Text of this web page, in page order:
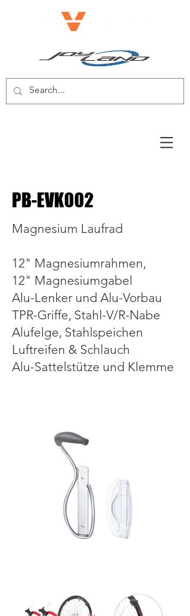
PB-EVK002
Magnesium Laufrad
12" Magnesiumrahmen,
12" Magnesiumgabel
Alu-Lenker und Alu-Vorbau
TPR-Griffe, Stahl-V/R-Nabe
Alufelge, Stahlspeichen
Luftreifen & Schlauch
Alu-Sattelstütze und Klemme